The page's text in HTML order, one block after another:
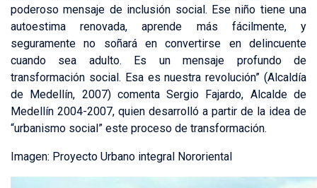
poderoso mensaje de inclusión social. Ese niño tiene una
autoestima renovada, aprende más fácilmente, y
seguramente no soñará en convertirse en delincuente
cuando sea adulto. Es un mensaje profundo de
transformación social. Esa es nuestra revolución” (Alcaldía
de Medellín, 2007) comenta Sergio Fajardo, Alcalde de
Medellín 2004-2007, quien desarrolló a partir de la idea de
“urbanismo social” este proceso de transformación.
Imagen: Proyecto Urbano integral Nororiental